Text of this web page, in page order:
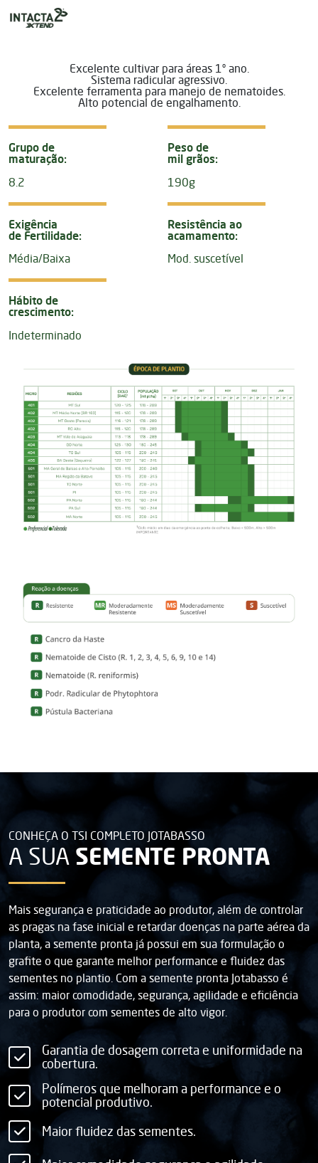
Excelente cultivar para áreas 1º ano.
Sistema radicular agressivo.
Excelente ferramenta para manejo de nematoides.
Alto potencial de engalhamento.
Grupo de
maturação:
8.2
Peso de
mil grãos:
190g
Exigência
de Fertilidade:
Média/Baixa
Resistência ao
acamamento:
Mod. suscetível
Hábito de
crescimento:
Indeterminado
CONHEÇA O TSI COMPLETO JOTABASSO
A SUA SEMENTE PRONTA
Mais segurança e praticidade ao produtor, além de controlar
as pragas na fase inicial e retardar doenças na parte aérea da
planta, a semente pronta já possui em sua formulação o
grafite o que garante melhor performance e fluidez das
sementes no plantio. Com a semente pronta Jotabasso é
assim: maior comodidade, segurança, agilidade e eficiência
para o produtor com sementes de alto vigor.
Garantia de dosagem correta e uniformidade na
cobertura.
Polímeros que melhoram a performance e o
potencial produtivo.
Maior fluidez das sementes.